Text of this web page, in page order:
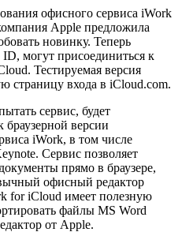
офисного сервиса iWork
Apple предложила
новинку. Теперь
могут присоединиться к
Тестируемая версия
страницу входа в iCloud.com.
сервис, будет
браузерной версии
iWork, в том числе
Сервис позволяет
прямо в браузере,
офисный редактор
for iCloud имеет полезную
файлы MS Word
от Apple.